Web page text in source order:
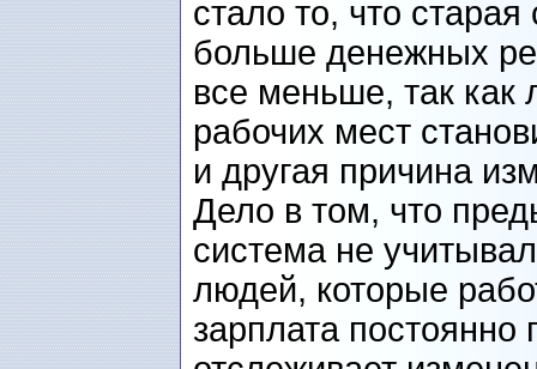
стало то, что
больше денежных
все меньше, так
рабочих мест
и другая причина
Дело в том, что
система не
людей, которые
зарплата